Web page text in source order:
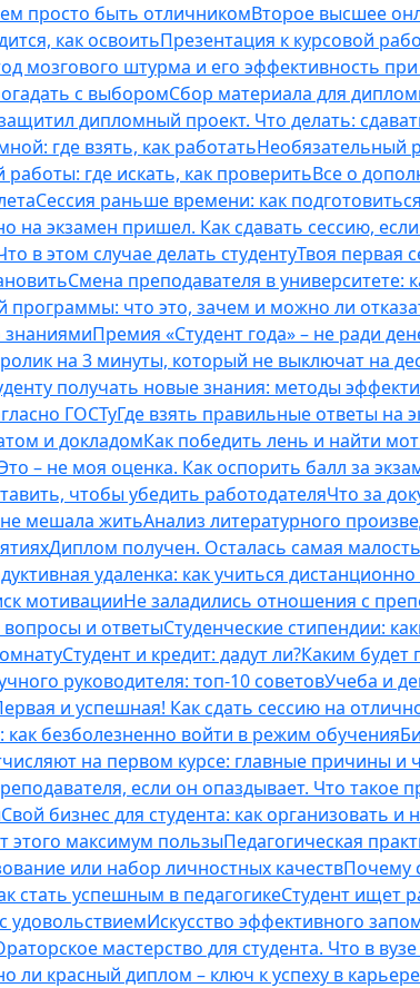
просто быть отличникомВторое высшее
как освоитьПрезентация к курсовой
мозгового штурма и его эффективность
с выборомСбор материала для
дипломный проект. Что делать:
где взять, как работатьНеобязательный
где искать, как проверитьВсе о
Сессия раньше времени: как
на экзамен пришел. Как сдавать сессию,
в этом случае делать студентуТвоя первая
Смена преподавателя в университете:
что это, зачем и можно ли
знаниямиПремия «Студент года» – не ради
на 3 минуты, который не выключат на
получать новые знания: методы
ГОСТуГде взять правильные ответы на
и докладомКак победить лень и найти
– не моя оценка. Как оспорить балл за
чтобы убедить работодателяЧто за
не мешала житьАнализ литературного
Диплом получен. Осталась самая
удаленка: как учиться дистанционно
мотивацииНе заладились отношения с
и ответыСтуденческие стипендии:
Студент и кредит: дадут ли?Каким будет
руководителя: топ-10 советовУчеба и
и успешная! Как сдать сессию на
безболезненно войти в режим обучения
на первом курсе: главные причины и
если он опаздывает. Что такое
Свой бизнес для студента: как организовать и
этого максимум пользыПедагогическая
или набор личностных качествПочему
стать успешным в педагогикеСтудент ищет
удовольствиемИскусство эффективного
мастерство для студента. Что в
ли красный диплом – ключ к успеху в карьере